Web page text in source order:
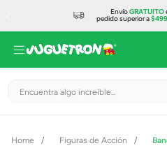
EnvíoGRATUITO
pedido superior a$499
Encuentra algo increíble...
Figuras de Acción